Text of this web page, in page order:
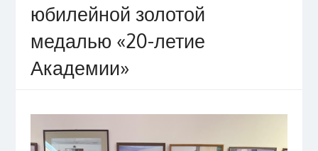
юбилейной золотой
медалью «20-летие
Академии»